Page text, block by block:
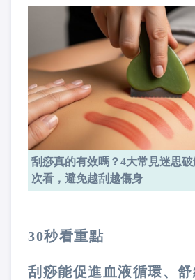
刮痧真的有效嗎？4大常見迷思
次看，避免越刮越傷身
30秒看重點
刮痧能促進血液循環、